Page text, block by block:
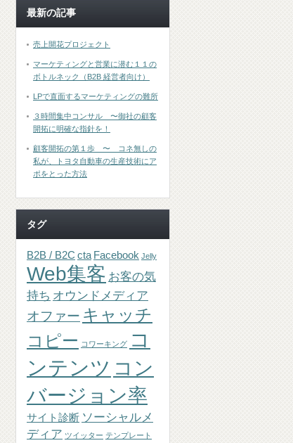
最新の記事
売上開花プロジェクト
マーケティングと営業に潜む１１の
ボトルネック（B2B 経営者向け）
LPで直面するマーケティングの難所
３時間集中コンサル 〜御社の顧客
開拓に明確な指針を！
顧客開拓の第１歩 〜 コネ無しの
私が、トヨタ自動車の生産技術にア
ポをとった方法
タグ
B2B / B2C cta Facebook Jelly
Web集客 お客の気
持ち オウンドメディア
オファー キャッチ
コピー コワーキング コ
ンテンツ コン
バージョン率
サイト診断 ソーシャルメ
ディア ツイッター テンプレート